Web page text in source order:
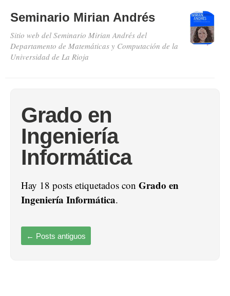
Seminario Mirian Andrés
Sitio web del Seminario Mirian Andrés del
Departamento de Matemáticas y Computación de la
Universidad de La Rioja
Grado en
Ingeniería
Informática
Hay 18 posts etiquetados con Grado en
Ingeniería Informática.
← Posts antiguos